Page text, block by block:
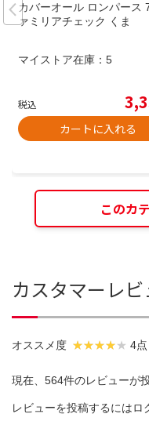
カバーオール ロンパース
ァミリアチェック くま
マイストア在庫： 5
税込
カートに入れる
このカ
カスタマーレビ
オススメ度 4点
現在、564件のレビューが
レビューを投稿するにはロ